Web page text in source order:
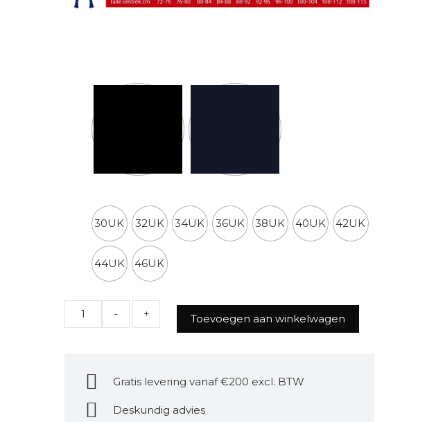
30UK 32UK 34UK 36UK 38UK 40UK 42UK
44UK 46UK
Toevoegen aan winkelwagen
Gratis levering vanaf €200 excl. BTW
Deskundig advies